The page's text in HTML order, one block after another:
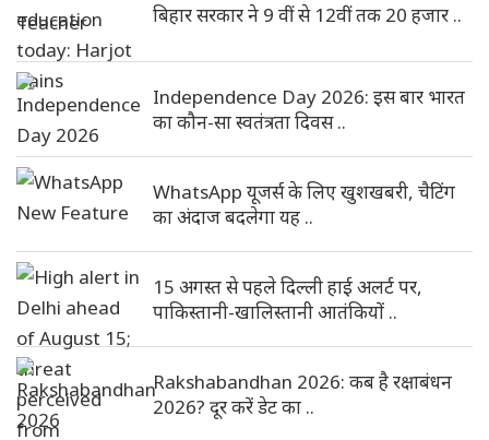
बिहार सरकार ने 9 वीं से 12वीं तक 20 हजार ..
Independence Day 2026: इस बार भारत
का कौन-सा स्वतंत्रता दिवस ..
WhatsApp यूजर्स के लिए खुशखबरी, चैटिंग
का अंदाज बदलेगा यह ..
15 अगस्त से पहले दिल्ली हाई अलर्ट पर,
पाकिस्तानी-खालिस्तानी आतंकियों ..
Rakshabandhan 2026: कब है रक्षाबंधन
2026? दूर करें डेट का ..